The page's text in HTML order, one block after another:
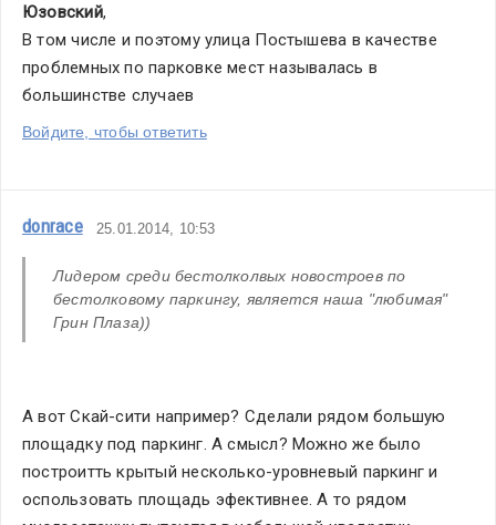
Юзовский,
В том числе и поэтому улица Постышева в качестве
проблемных по парковке мест называлась в
большинстве случаев
Войдите, чтобы ответить
donrace 25.01.2014, 10:53
Лидером среди бестолколвых новостроев по
бестолковому паркингу, является наша "любимая"
Грин Плаза))
А вот Скай-сити например? Сделали рядом большую
площадку под паркинг. А смысл? Можно же было
построитть крытый несколько-уровневый паркинг и
оспользовать площадь эфективнее. А то рядом